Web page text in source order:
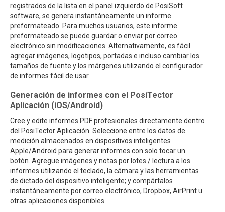
registrados de la lista en el panel izquierdo de PosiSoft
software, se genera instantáneamente un informe
preformateado. Para muchos usuarios, este informe
preformateado se puede guardar o enviar por correo
electrónico sin modificaciones. Alternativamente, es fácil
agregar imágenes, logotipos, portadas e incluso cambiar los
tamaños de fuente y los márgenes utilizando el configurador
de informes fácil de usar.
Generación de informes con el PosiTector
Aplicación (iOS/Android)
Cree y edite informes PDF profesionales directamente dentro
del PosiTector Aplicación. Seleccione entre los datos de
medición almacenados en dispositivos inteligentes
Apple/Android para generar informes con solo tocar un
botón. Agregue imágenes y notas por lotes / lectura a los
informes utilizando el teclado, la cámara y las herramientas
de dictado del dispositivo inteligente; y compártalos
instantáneamente por correo electrónico, Dropbox, AirPrint u
otras aplicaciones disponibles.